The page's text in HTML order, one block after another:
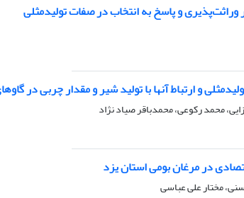
و ارتباط آنها با تولید شیر و مقدار چربی در
محمد رکوعی، محمدباقر صیاد نژاد
در مرغان بومی استان یزد
مختار علی عباسی